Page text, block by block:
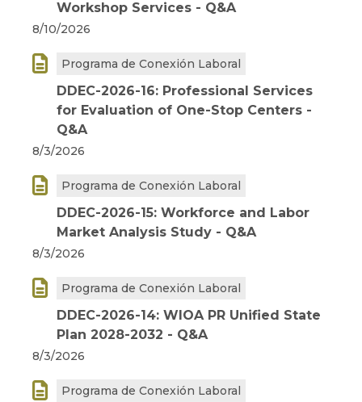
Workshop Services - Q&A
8/10/2026
 Programa de Conexión Laboral
DDEC-2026-16: Professional Services
for Evaluation of One-Stop Centers -
Q&A
8/3/2026
 Programa de Conexión Laboral
DDEC-2026-15: Workforce and Labor
Market Analysis Study - Q&A
8/3/2026
 Programa de Conexión Laboral
DDEC-2026-14: WIOA PR Unified State
Plan 2028-2032 - Q&A
8/3/2026
 Programa de Conexión Laboral